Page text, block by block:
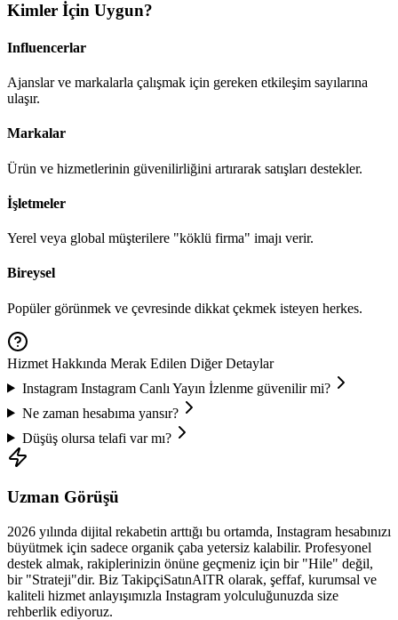
Kimler İçin Uygun?
Influencerlar
Ajanslar ve markalarla çalışmak için gereken etkileşim sayılarına
ulaşır.
Markalar
Ürün ve hizmetlerinin güvenilirliğini artırarak satışları destekler.
İşletmeler
Yerel veya global müşterilere "köklü firma" imajı verir.
Bireysel
Popüler görünmek ve çevresinde dikkat çekmek isteyen herkes.
Hizmet Hakkında Merak Edilen Diğer Detaylar
Instagram Instagram Canlı Yayın İzlenmegüvenilir mi?
Ne zaman hesabıma yansır?
Düşüş olursa telafi var mı?
Uzman Görüşü
2026 yılında dijital rekabetin arttığı bu ortamda, Instagram hesabınızı
büyütmek için sadece organik çaba yetersiz kalabilir. Profesyonel
destek almak, rakiplerinizin önüne geçmeniz için bir "Hile" değil,
bir "Strateji"dir. Biz TakipçiSatınAlTR olarak, şeffaf, kurumsal ve
kaliteli hizmet anlayışımızla Instagram yolculuğunuzda size
rehberlik ediyoruz.